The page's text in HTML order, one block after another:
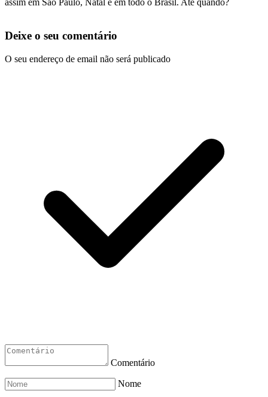
Deixe o seu comentário
O seu endereço de email não será publicado
Comentário
Nome